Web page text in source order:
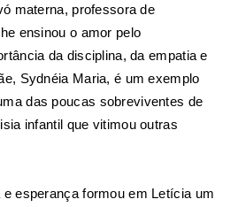
materna, professora de
ensinou o amor pelo
da disciplina, da empatia e
Sydnéia Maria, é um exemplo
das poucas sobreviventes de
infantil que vitimou outras
esperança formou em Letícia um